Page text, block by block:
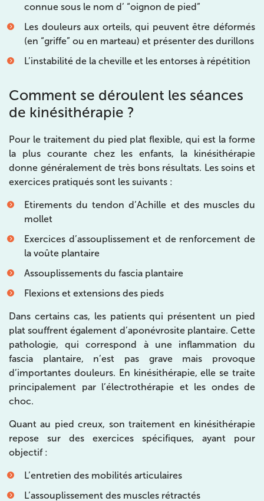
connue sous le nom d’ “oignon de pied”
Les douleurs aux orteils, qui peuvent être déformés
(en “griffe” ou en marteau) et présenter des durillons
L’instabilité de la cheville et les entorses à répétition
Comment se déroulent les séances
de kinésithérapie ?
Pour le traitement du pied plat flexible, qui est la forme
la plus courante chez les enfants, la kinésithérapie
donne généralement de très bons résultats. Les soins et
exercices pratiqués sont les suivants :
Etirements du tendon d’Achille et des muscles du
mollet
Exercices d’assouplissement et de renforcement de
la voûte plantaire
Assouplissements du fascia plantaire
Flexions et extensions des pieds
Dans certains cas, les patients qui présentent un pied
plat souffrent également d’aponévrosite plantaire. Cette
pathologie, qui correspond à une inflammation du
fascia plantaire, n’est pas grave mais provoque
d’importantes douleurs. En kinésithérapie, elle se traite
principalement par l’électrothérapie et les ondes de
choc.
Quant au pied creux, son traitement en kinésithérapie
repose sur des exercices spécifiques, ayant pour
objectif :
L’entretien des mobilités articulaires
L’assouplissement des muscles rétractés
IK VANVES
5 Rue Monge 92170 Vanves
Prenez RDV sur
Prenez RDV sur
IK SAINT-GERMAIN
199 Bd Saint-Germain 75007 Paris
01 43 25 10 20
Prenez RDV sur
IK BOIS COLOMBES
1 Rue Mertens 92600 Bois-Colombes
01 43 50 50 81
Prenez RDV sur
Prenez RDV sur
28 Rue Velpeau 92160 Antony
28 Rue Velpeau 92160 Antony
Prenez RDV sur
Prenez RDV sur